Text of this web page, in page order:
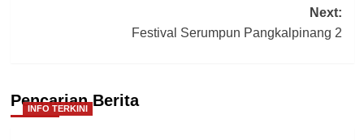
Next:
Festival Serumpun Pangkalpinang 2
Pencarian Berita
INFO TERKINI